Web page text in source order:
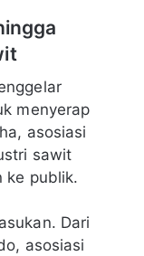
menyerap
asosiasi
sawit
ke publik.
Dari
asosiasi